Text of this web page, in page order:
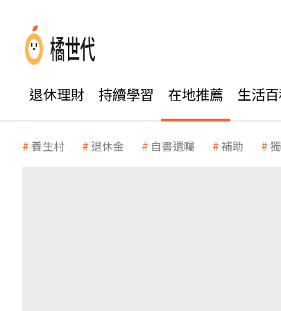
退休理財 持續學習 在地推薦 生活
養生村 退休金 自書遺囑 補助